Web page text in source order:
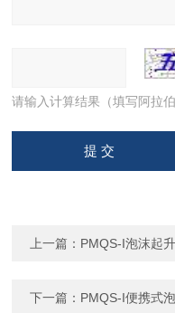
请输入计算结果（填写阿拉
上一篇： PMQS-I泡沫起
下一篇： PMQS-I便携式